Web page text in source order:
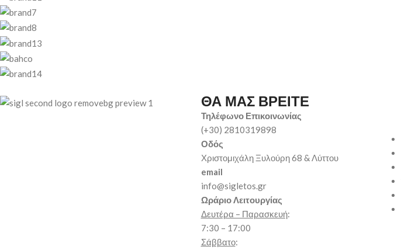
ΘΑ ΜΑΣ ΒΡΕΙΤΕ
Τηλέφωνο Επικοινωνίας
(+30) 2810319898
Οδός
Χριστομιχάλη Ξυλούρη 68 & Λύττου
email
info@sigletos.gr
Ωράριο Λειτουργίας
Δευτέρα – Παρασκευή:
7:30 – 17:00
Σάββατο: